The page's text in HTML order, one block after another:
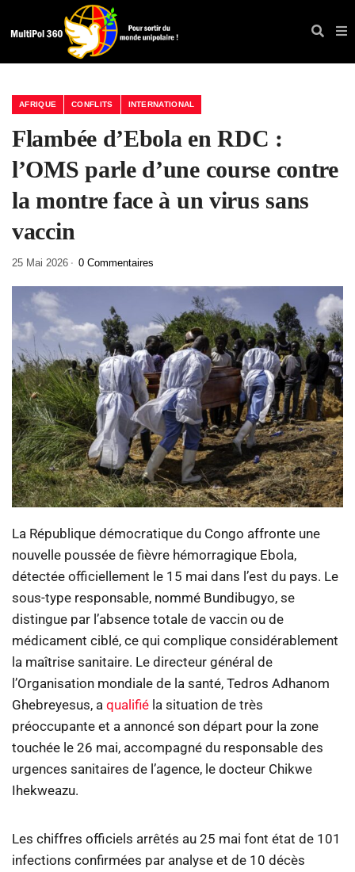
AFRIQUE CONFLITS INTERNATIONAL
Flambée d’Ebola en RDC :
l’OMS parle d’une course contre
la montre face à un virus sans
vaccin
25 Mai 2026 0 Commentaires
La République démocratique du Congo affronte une
nouvelle poussée de fièvre hémorragique Ebola,
détectée officiellement le 15 mai dans l’est du pays. Le
sous-type responsable, nommé Bundibugyo, se
distingue par l’absence totale de vaccin ou de
médicament ciblé, ce qui complique considérablement
la maîtrise sanitaire. Le directeur général de
l’Organisation mondiale de la santé, Tedros Adhanom
Ghebreyesus, a qualifié la situation de très
préoccupante et a annoncé son départ pour la zone
touchée le 26 mai, accompagné du responsable des
urgences sanitaires de l’agence, le docteur Chikwe
Ihekweazu.
Les chiffres officiels arrêtés au 25 mai font état de 101
infections confirmées par analyse et de 10 décès